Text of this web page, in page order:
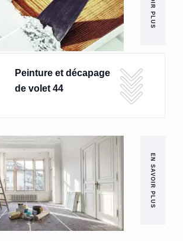
Peinture et décapage
de volet 44
EN SAVOIR PLUS